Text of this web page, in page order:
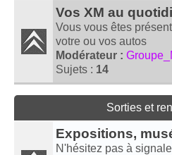
Vos XM au
Vous vous êtes
votre ou vos autos
Modérateur :
Sujets : 14
Sorties et
Expositions,
N'hésitez pas à